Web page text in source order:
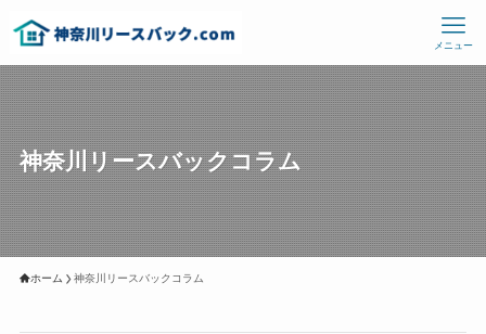
メニュー
神奈川リースバックコラム
ホーム 神奈川リースバックコラム